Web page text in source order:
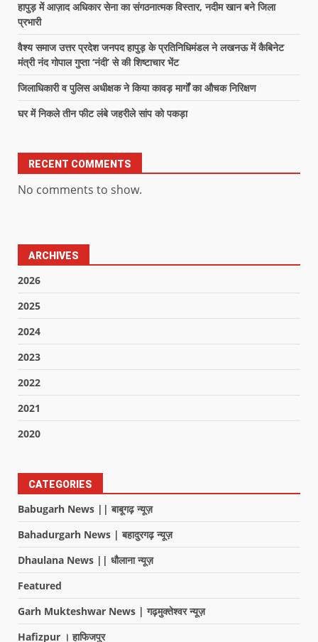
हापुड़ में आज़ाद अधिकार सेना का संगठनात्मक विस्तार, नदीम खान बने जिला
प्रभारी
वैश्य समाज उत्तर प्रदेश जनपद हापुड़ के प्रतिनिधिमंडल ने लखनऊ में कैबिनेट
मंत्री नंद गोपाल गुप्ता ‘नंदी’ से की शिष्टाचार भेंट
जिलाधिकारी व पुलिस अधीक्षक ने किया कावड़ मार्गों का औचक निरिक्षण
घर में निकले तीन फीट लंबे जहरीले सांप को पकड़ा
RECENT COMMENTS
No comments to show.
ARCHIVES
2026
2025
2024
2023
2022
2021
2020
CATEGORIES
Babugarh News || बाबूगढ़ न्यूज़
Bahadurgarh News | बहादुरगढ़ न्यूज़
Dhaulana News || धौलाना न्यूज़
Featured
Garh Mukteshwar News | गढ़मुक्तेश्वर न्यूज़
Hafizpur । हाफिजपुर